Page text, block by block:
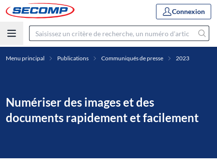
Connexion
Menu principal Publications Communiqués de presse 2023
Numériser des images et des
documents rapidement et facilement